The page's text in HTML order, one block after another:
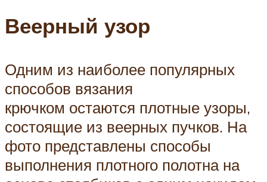
Веерный узор
Одним из наиболее популярных
способов вязания
крючком остаются плотные узоры,
состоящие из веерных пучков. На
фото представлены способы
выполнения плотного полотна на